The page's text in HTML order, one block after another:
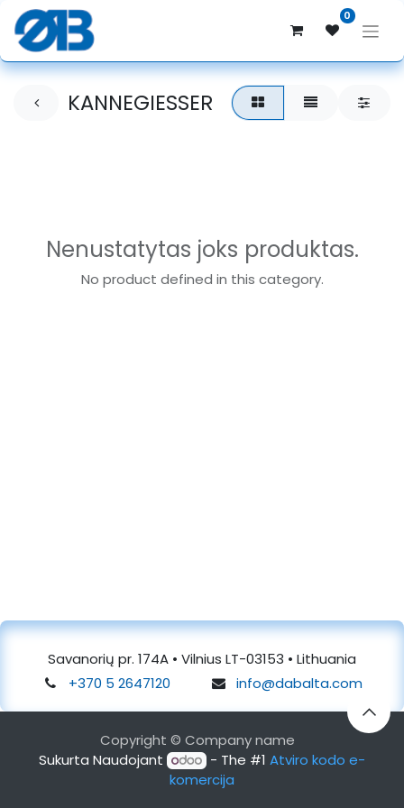
0
KANNEGIESSER
Nenustatytas joks produktas.
No product defined in this category.
Savanorių pr. 174A • Vilnius LT-03153 • Lithuania
+370 5 2647120
info@dabalta.com
Copyright © Company name
Sukurta Naudojant
- The #1 Atviro kodo e-
komercija